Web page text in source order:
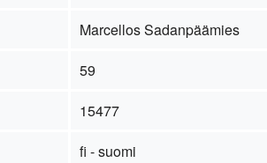
Marcellos Sadanpäämies
59
15477
fi - suomi